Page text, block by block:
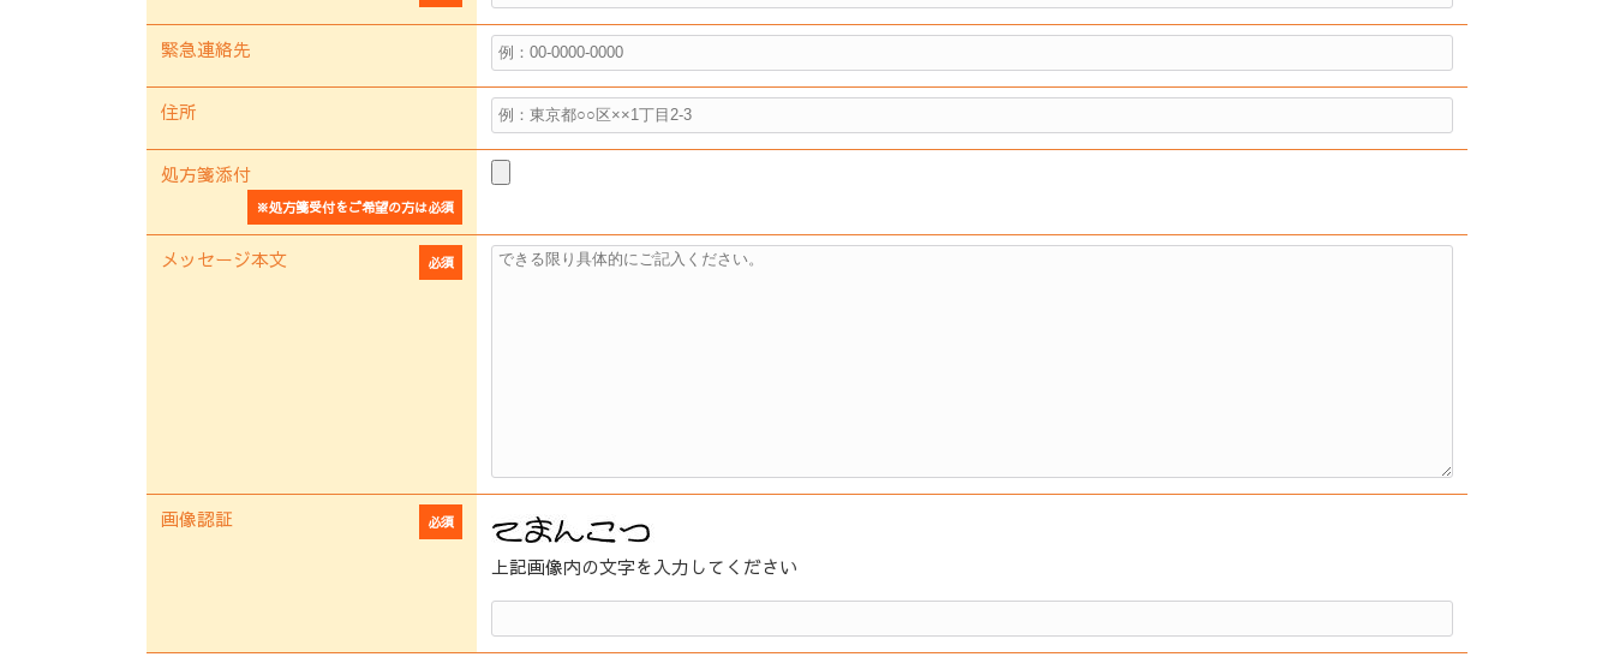
緊急連絡先
住所
処方箋添付
※処方箋受付をご希望の方は必須
メッセージ本文 必須
画像認証 必須
上記画像内の文字を入力してください